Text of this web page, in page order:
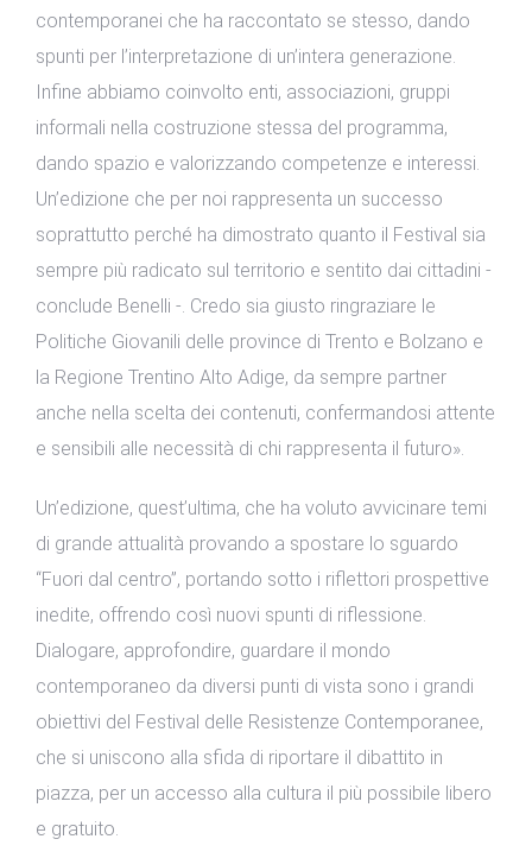
contemporanei che ha raccontato se stesso, dando
spunti per l’interpretazione di un’intera generazione.
Infine abbiamo coinvolto enti, associazioni, gruppi
informali nella costruzione stessa del programma,
dando spazio e valorizzando competenze e interessi.
Un’edizione che per noi rappresenta un successo
soprattutto perché ha dimostrato quanto il Festival sia
sempre più radicato sul territorio e sentito dai cittadini -
conclude Benelli -. Credo sia giusto ringraziare le
Politiche Giovanili delle province di Trento e Bolzano e
la Regione Trentino Alto Adige, da sempre partner
anche nella scelta dei contenuti, confermandosi attente
e sensibili alle necessità di chi rappresenta il futuro».
Un’edizione, quest’ultima, che ha voluto avvicinare temi
di grande attualità provando a spostare lo sguardo
“Fuori dal centro”, portando sotto i riflettori prospettive
inedite, offrendo così nuovi spunti di riflessione.
Dialogare, approfondire, guardare il mondo
contemporaneo da diversi punti di vista sono i grandi
obiettivi del Festival delle Resistenze Contemporanee,
che si uniscono alla sfida di riportare il dibattito in
piazza, per un accesso alla cultura il più possibile libero
e gratuito.